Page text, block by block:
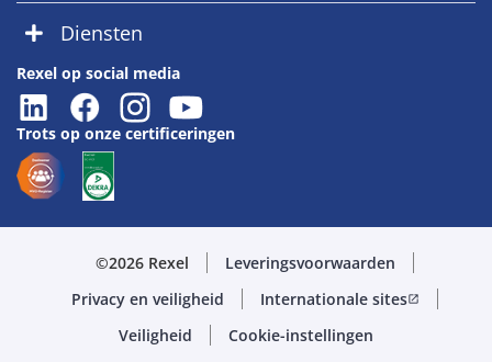
Diensten
Rexel op social media
Trots op onze certificeringen
©2026 Rexel
Leveringsvoorwaarden
Privacy en veiligheid
Internationale sitesopen_in_new
Veiligheid Cookie-instellingen